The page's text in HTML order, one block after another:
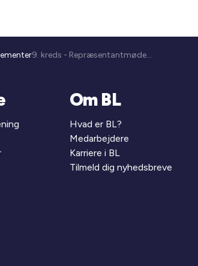
9. kreds - Repræsentantmøde (26-162)
Om BL
Hvad er BL?
Medarbejdere
Karriere i BL
Tilmeld dig nyhedsbreve